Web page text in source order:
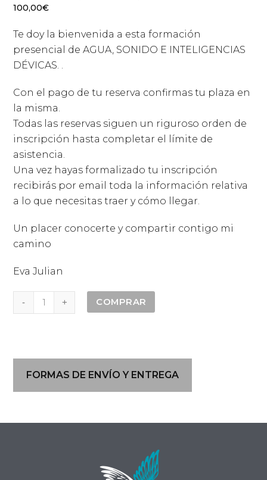
100,00€
Te doy la bienvenida a esta formación
presencial de AGUA, SONIDO E INTELIGENCIAS
DÉVICAS. .
Con el pago de tu reserva confirmas tu plaza en
la misma.
Todas las reservas siguen un riguroso orden de
inscripción hasta completar el límite de
asistencia.
Una vez hayas formalizado tu inscripción
recibirás por email toda la información relativa
a lo que necesitas traer y cómo llegar.
Un placer conocerte y compartir contigo mi
camino
Eva Julian
AGUA,
SONIDO
DÉVICAS
(AGOSTO)
-
previo
COMPRAR
FORMAS DE ENVÍO Y ENTREGA